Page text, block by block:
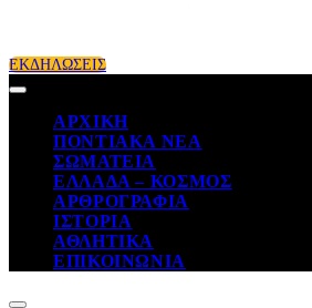
ΕΚΔΗΛΩΣΕΙΣ
ΑΡΧΙΚΗ
ΠΟΝΤΙΑΚΑ ΝΕΑ
ΣΩΜΑΤΕΙΑ
ΕΛΛΑΔΑ – ΚΟΣΜΟΣ
ΑΡΘΡΟΓΡΑΦΙΑ
ΙΣΤΟΡΙΑ
ΑΘΛΗΤΙΚΑ
ΕΠΙΚΟΙΝΩΝΙΑ